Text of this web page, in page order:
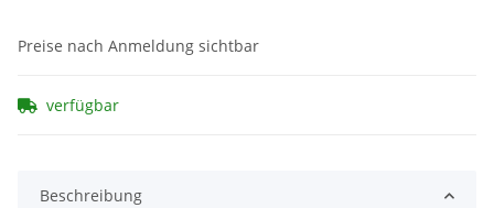
Preise nach Anmeldung sichtbar
verfügbar
Beschreibung